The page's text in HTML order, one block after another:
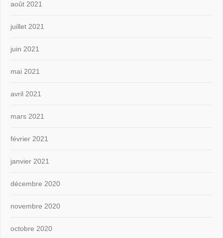
août 2021
juillet 2021
juin 2021
mai 2021
avril 2021
mars 2021
février 2021
janvier 2021
décembre 2020
novembre 2020
octobre 2020